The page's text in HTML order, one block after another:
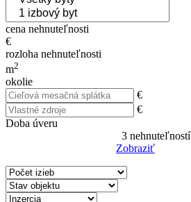
cena nehnuteľnosti
€
rozloha nehnuteľnosti
m2
okolie
€
€
Doba úveru
3nehnuteľností
Zobraziť